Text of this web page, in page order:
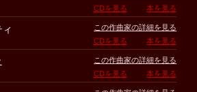
CDを見る
本を見る
この作曲家の詳細を見る
CDを見る
本を見る
この作曲家の詳細を見る
CDを見る
本を見る